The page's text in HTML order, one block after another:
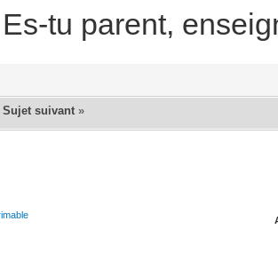
tu parent,
Sujet suivant »